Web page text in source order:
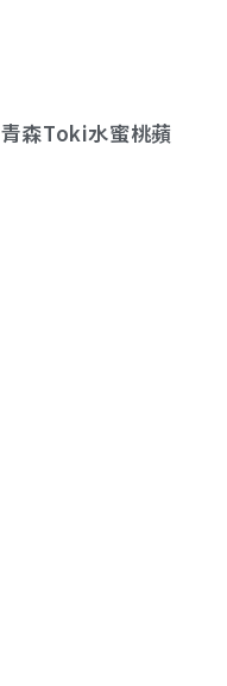
森Toki水蜜桃蘋